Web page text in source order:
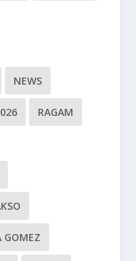
NEWS
RAGAM
GOMEZ